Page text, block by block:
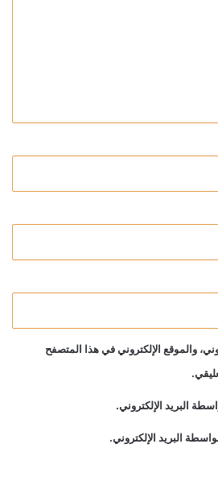
والموقع الإلكتروني في هذا المتصفح
البريد الإلكتروني.
البريد الإلكتروني.